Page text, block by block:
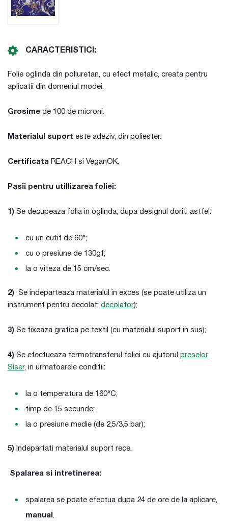
CARACTERISTICI:
Folie oglinda din poliuretan, cu efect metalic, creata pentru
aplicatii din domeniul modei.
Grosime de 100 de microni.
Materialul suport este adeziv, din poliester.
Certificata REACH si VeganOK.
Pasii pentru utillizarea foliei:
1) Se decupeaza folia in oglinda, dupa designul dorit, astfel:
cu un cutit de 60°;
cu o presiune de 130gf;
la o viteza de 15 cm/sec.
2) Se indeparteaza materialul in exces (se poate utiliza un
instrument pentru decolat: decolator);
3) Se fixeaza grafica pe textil (cu materialul suport in sus);
4) Se efectueaza termotransferul foliei cu ajutorul preselor
Siser, in urmatoarele conditii:
la o temperatura de 160°C;
timp de 15 secunde;
la o presiune medie (de 2,5/3,5 bar);
5) Indepartati materialul suport rece.
Spalarea si intretinerea:
spalarea se poate efectua dupa 24 de ore de la aplicare,
manual .